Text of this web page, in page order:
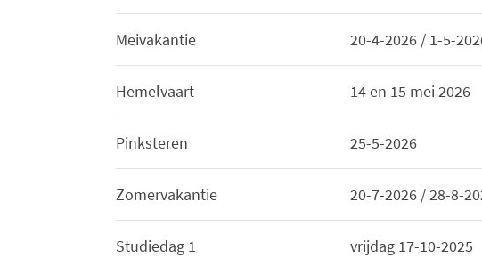
Meivakantie 20-4-2026 / 1-5-
Hemelvaart 14 en 15 mei 2026
Pinksteren 25-5-2026
Zomervakantie 20-7-2026 / 28-8-
Studiedag 1 vrijdag 17-10-2025